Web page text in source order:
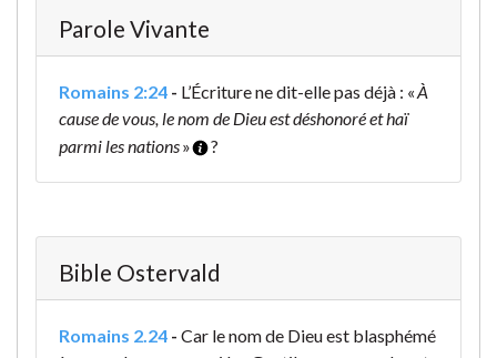
Parole Vivante
Romains 2:24 - L’Écriture ne dit-elle pas déjà : «À
cause de vous, le nom de Dieu est déshonoré et haï
parmi les nations» ?
Bible Ostervald
Romains 2.24 - Car le nom de Dieu est blasphémé